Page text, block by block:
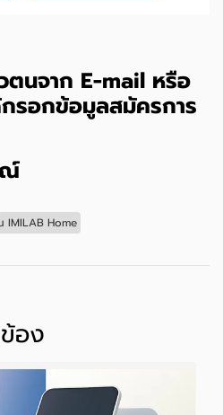
นจาก E-mail หรือ
รอกข้อมูลสมัครการ
ณ์
IMILAB Home
อง